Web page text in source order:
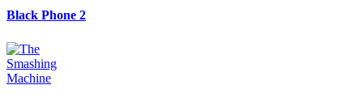
Black Phone 2